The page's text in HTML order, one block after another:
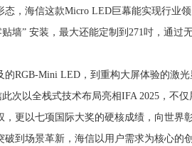
态，海信这款Micro LED巨幕能实现行业
墙” 安装，最大还能定制到271吋，通过
RGB-Mini LED，到重构大屏体验的激光
次以全栈式技术布局亮相IFA 2025，不
，更以七项国际大奖的硬核成绩，向世界
破到场景革新，海信以用户需求为核心的